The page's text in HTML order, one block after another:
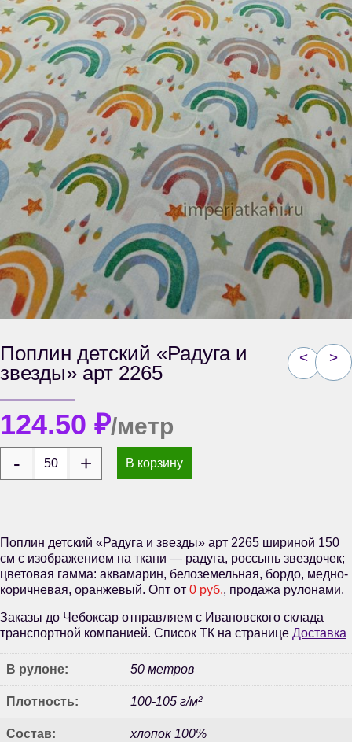
< >
Поплин детский «Радуга и
звезды» арт 2265
124.50 ₽/метр
В корзину
Поплин детский «Радуга и звезды» арт 2265 шириной 150
см с изображением на ткани — радуга, россыпь звездочек;
цветовая гамма: аквамарин, белоземельная, бордо, медно-
коричневая, оранжевый. Опт от 0 руб., продажа рулонами.
Заказы до Чебоксар отправляем с Ивановского склада
транспортной компанией. Список ТК на странице Доставка
В рулоне: 50 метров
Плотность: 100-105 г/м²
Состав: хлопок 100%